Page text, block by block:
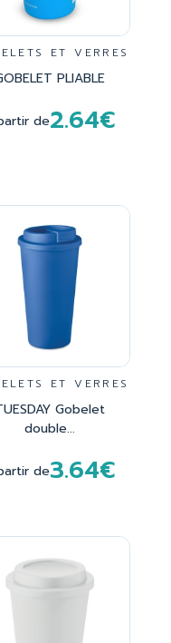
ET VERRES
PLIABLE
de2.64€
ET VERRES
Gobelet
double...
de3.64€